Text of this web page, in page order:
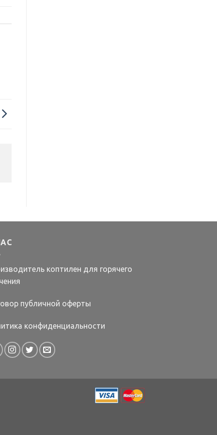
коптилен для горячего
публичной оферты
конфиденциальности